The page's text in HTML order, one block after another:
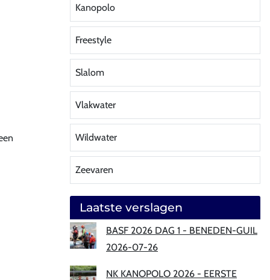
Kanopolo
Freestyle
Slalom
Vlakwater
Wildwater
Zeevaren
Laatste verslagen
BASF 2026 DAG 1 - BENEDEN-GUIL
2026-07-26
NK KANOPOLO 2026 - EERSTE